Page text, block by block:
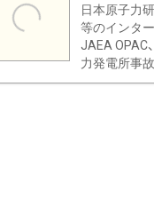
日本原子力
等のインタ
JAEA OPAC
力発電所事